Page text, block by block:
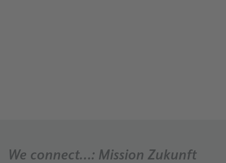
We connect…: Mission Zukunft